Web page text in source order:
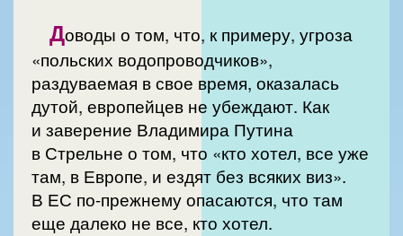
Доводы о том, что, к примеру, угроза
«польских водопроводчиков»,
раздуваемая в свое время, оказалась
дутой, европейцев не убеждают. Как
и заверение Владимира Путина
в Стрельне о том, что «кто хотел, все уже
там, в Европе, и ездят без всяких виз».
В ЕС по-прежнему опасаются, что там
еще далеко не все, кто хотел.